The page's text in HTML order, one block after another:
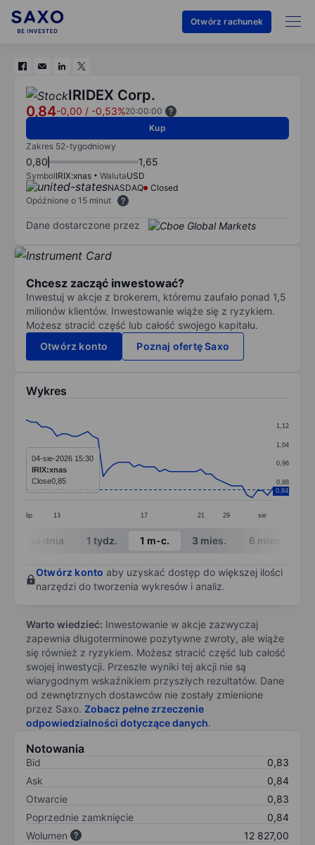
Otwórz rachunek
IRIDEX Corp.
0,84-0,00 / -0,53%20:00:00
Kup
Zakres 52-tygodniowy
0,80 1,65
SymbolIRIX:xnas WalutaUSD
NASDAQ
Closed
Opóźnione o 15 minut
Dane dostarczone przez
Chcesz zacząć inwestować?
Inwestuj w akcje z brokerem, któremu zaufało ponad 1,5
milionów klientów. Inwestowanie wiąże się z ryzykiem.
Możesz stracić część lub całość swojego kapitału.
Otwórz konto
Poznaj ofertę Saxo
Wykres
Line chart with 49 data points.
The chart has 1 X axis displaying categories.
The chart has 1 Y axis displaying values. Data ranges
lip 13 17 21 29 sie
0,88
0,96
1,04
1,12
0,84
04-sie-2026 15:30
IRIX:xnas
Close0,85
End of interactive chart.
W ciągu dnia 1 tydz. 1 m-c. 3 mies. 6 mies.
Otwórz konto aby uzyskać dostęp do większej ilości
narzędzi do tworzenia wykresów i analiz.
Warto wiedzieć: Inwestowanie w akcje zazwyczaj
zapewnia długoterminowe pozytywne zwroty, ale wiąże
się również z ryzykiem. Możesz stracić część lub całość
swojej inwestycji. Przeszłe wyniki tej akcji nie są
wiarygodnym wskaźnikiem przyszłych rezultatów. Dane
od zewnętrznych dostawców nie zostały zmienione
przez Saxo. Zobacz pełne zrzeczenie
odpowiedzialności dotyczące danych.
Notowania
Bid
0,83
Ask
0,84
Otwarcie
0,83
Poprzednie zamknięcie
0,84
Wolumen
12 827,00